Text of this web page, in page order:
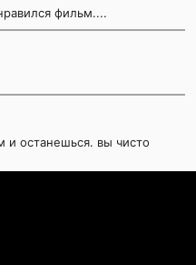
фильм....
и останешься. вы чисто